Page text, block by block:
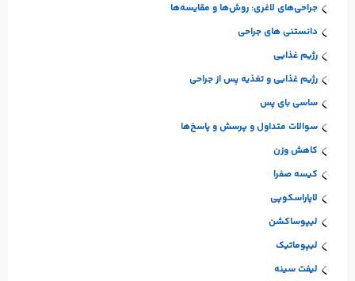
جراحی‌های لاغری: روش‌ها و مقایسه‌ها
دانستنی های جراحی
رژیم غذایی
رژیم غذایی و تغذیه پس از جراحی
ساسی بای پس
سوالات متداول و پرسش و پاسخ‌ها
کاهش وزن
کیسه صفرا
لاپاراسکوپی
لیپوساکشن
لیپوماتیک
لیفت سینه